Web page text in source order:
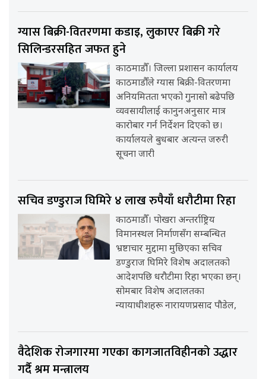
ग्यास बिक्री-वितरणमा कडाइ, लुकाएर बिक्री गरे
सिलिन्डरसहित जफत हुने
काठमाडौँ। जिल्ला प्रशासन कार्यालय
काठमाडौँले ग्यास बिक्री-वितरणमा
अनियमितता भएको गुनासो बढेपछि
व्यवसायीलाई कानुनअनुसार मात्र
कारोबार गर्न निर्देशन दिएको छ।
कार्यालयले बुधबार अत्यन्त जरुरी
सूचना जारी
सचिव डण्डुराज घिमिरे ४ लाख रुपैयाँ धरौटीमा रिहा
काठमाडौँ। पोखरा अन्तर्राष्ट्रिय
विमानस्थल निर्माणसँग सम्बन्धित
भ्रष्टाचार मुद्दामा मुछिएका सचिव
डण्डुराज घिमिरे विशेष अदालतको
आदेशपछि धरौटीमा रिहा भएका छन्।
सोमबार विशेष अदालतका
न्यायाधीशहरू नारायणप्रसाद पौडेल,
वैदेशिक रोजगारमा गएका कागजातविहीनको उद्धार
गर्दै श्रम मन्त्रालय